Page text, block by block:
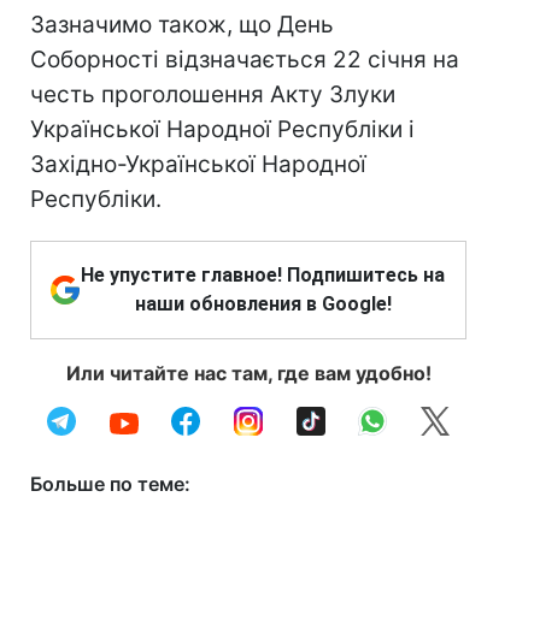
Зазначимо також, що День
Соборності відзначається 22 січня на
честь проголошення Акту Злуки
Української Народної Республіки і
Західно-Української Народної
Республіки.
Не упустите главное! Подпишитесь на
наши обновления в Google!
Или читайте нас там, где вам удобно!
Больше по теме: